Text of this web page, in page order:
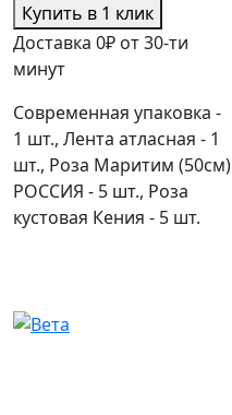
Купить в 1 клик
Доставка 0₽ от 30-ти
минут
Современная упаковка -
1 шт., Лента атласная - 1
шт., Роза Маритим (50см)
РОССИЯ - 5 шт., Роза
кустовая Кения - 5 шт.